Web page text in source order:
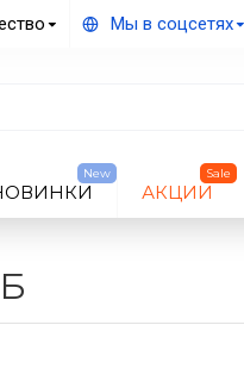
Мы в соцсетях
New
АКЦИИ
Sale